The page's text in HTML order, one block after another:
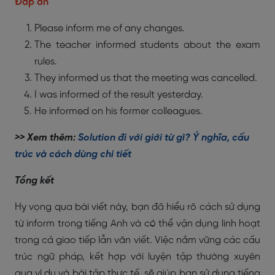
Đáp án
Please inform me of any changes.
The teacher informed students about the exam
rules.
They informed us that the meeting was cancelled.
I was informed of the result yesterday.
He informed on his former colleagues.
>> Xem thêm: Solution đi với giới từ gì? Ý nghĩa, cấu
trúc và cách dùng chi tiết
Tổng kết
Hy vọng qua bài viết này, bạn đã hiểu rõ cách sử dụng
từ inform trong tiếng Anh và có thể vận dụng linh hoạt
trong cả giao tiếp lẫn văn viết. Việc nắm vững các cấu
trúc ngữ pháp, kết hợp với luyện tập thường xuyên